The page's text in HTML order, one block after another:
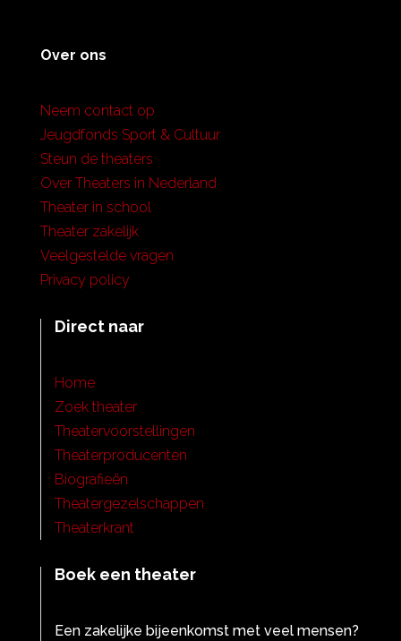
Over ons
Neem contact op
Jeugdfonds Sport & Cultuur
Steun de theaters
Over Theaters in Nederland
Theater in school
Theater zakelijk
Veelgestelde vragen
Privacy policy
Direct naar
Home
Zoek theater
Theatervoorstellingen
Theaterproducenten
Biografieën
Theatergezelschappen
Theaterkrant
Boek een theater
Een zakelijke bijeenkomst met veel mensen?